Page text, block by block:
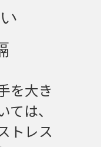
を大き
は、
トレス